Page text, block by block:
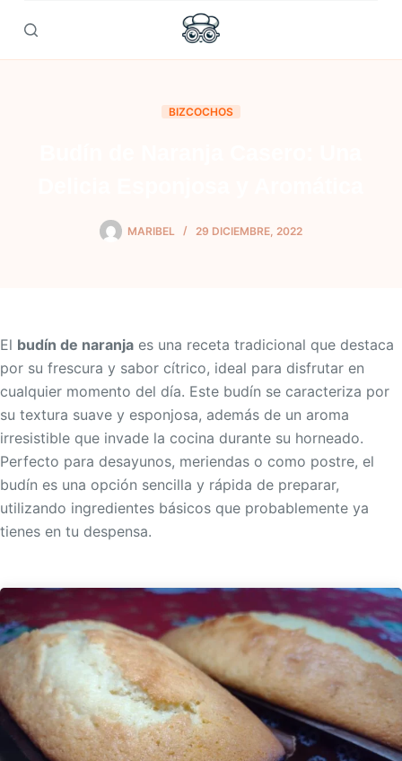
content
BIZCOCHOS
MARIBEL 29 DICIEMBRE, 2022
El budín de naranja es una receta tradicional que destaca
por su frescura y sabor cítrico, ideal para disfrutar en
cualquier momento del día. Este budín se caracteriza por
su textura suave y esponjosa, además de un aroma
irresistible que invade la cocina durante su horneado.
Perfecto para desayunos, meriendas o como postre, el
budín es una opción sencilla y rápida de preparar,
utilizando ingredientes básicos que probablemente ya
tienes en tu despensa.